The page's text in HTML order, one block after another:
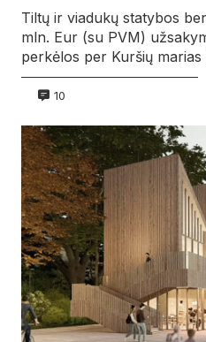
Tiltų ir viadukų statybos
mln. Eur (su PVM)
perkėlos per Kuršių
10